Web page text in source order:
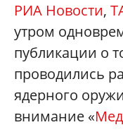
РИА Новости,
утром
публикации о
проводились
ядерного
внимание «